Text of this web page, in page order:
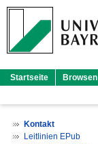
Startseite Browsen
Kontakt
Leitlinien EPub